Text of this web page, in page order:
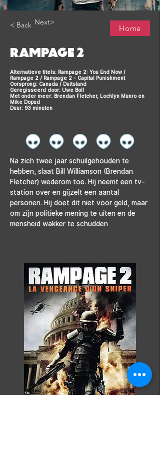
< Back Next>
Home
RAMPAGE 2
Alternatieve titels: Rampage 2: You End Now /
Rampage 2 / Rampage 2 - Capital Punishment
Oorsprong: Canada / Duitsland
Geregisseerd door: Uwe Boll
Met onder meer: Brendan Fletcher, Lochlyn Munro en
Mike Dopud
Duur: 93 minuten
Na zich twee jaar schuilgehouden te
hebben, slaat Bill Williamson (Brendan
Fletcher) wederom toe. Hij neemt een tv-
station over en gijzelt een aantal
personen. Hij doet dit niet voor geld, maar
om zijn politieke mening te uiten en de
mensheid wakker te schudden